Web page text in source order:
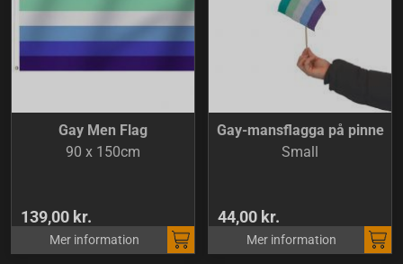
Gay Men Flag
90 x 150cm
139,00 kr.
Mer information
Gay-mansflagga på pinne
Small
44,00 kr.
Mer information